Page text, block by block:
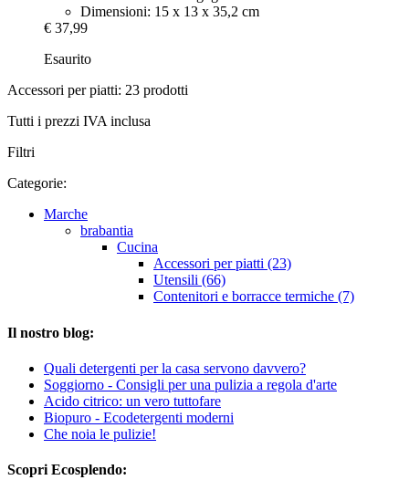
Dimensioni: 15 x 13 x 35,2 cm
€ 37,99
Esaurito
Accessori per piatti: 23 prodotti
Tutti i prezzi IVA inclusa
Filtri
Categorie:
Marche
brabantia
Cucina
Accessori per piatti (23)
Utensili (66)
Contenitori e borracce termiche (7)
Il nostro blog:
Quali detergenti per la casa servono davvero?
Soggiorno - Consigli per una pulizia a regola d'arte
Acido citrico: un vero tuttofare
Biopuro - Ecodetergenti moderni
Che noia le pulizie!
Scopri Ecosplendo: